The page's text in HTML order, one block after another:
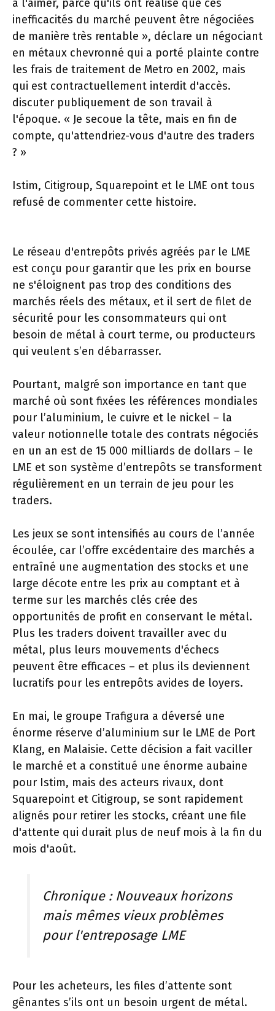
à l'aimer, parce qu'ils ont réalisé que ces
inefficacités du marché peuvent être négociées
de manière très rentable », déclare un négociant
en métaux chevronné qui a porté plainte contre
les frais de traitement de Metro en 2002, mais
qui est contractuellement interdit d'accès.
discuter publiquement de son travail à
l'époque. « Je secoue la tête, mais en fin de
compte, qu'attendriez-vous d'autre des traders
? »
Istim, Citigroup, Squarepoint et le LME ont tous
refusé de commenter cette histoire.
Le réseau d'entrepôts privés agréés par le LME
est conçu pour garantir que les prix en bourse
ne s'éloignent pas trop des conditions des
marchés réels des métaux, et il sert de filet de
sécurité pour les consommateurs qui ont
besoin de métal à court terme, ou producteurs
qui veulent s’en débarrasser.
Pourtant, malgré son importance en tant que
marché où sont fixées les références mondiales
pour l’aluminium, le cuivre et le nickel – la
valeur notionnelle totale des contrats négociés
en un an est de 15 000 milliards de dollars – le
LME et son système d’entrepôts se transforment
régulièrement en un terrain de jeu pour les
traders.
Les jeux se sont intensifiés au cours de l’année
écoulée, car l’offre excédentaire des marchés a
entraîné une augmentation des stocks et une
large décote entre les prix au comptant et à
terme sur les marchés clés crée des
opportunités de profit en conservant le métal.
Plus les traders doivent travailler avec du
métal, plus leurs mouvements d'échecs
peuvent être efficaces – et plus ils deviennent
lucratifs pour les entrepôts avides de loyers.
En mai, le groupe Trafigura a déversé une
énorme réserve d’aluminium sur le LME de Port
Klang, en Malaisie. Cette décision a fait vaciller
le marché et a constitué une énorme aubaine
pour Istim, mais des acteurs rivaux, dont
Squarepoint et Citigroup, se sont rapidement
alignés pour retirer les stocks, créant une file
d'attente qui durait plus de neuf mois à la fin du
mois d'août.
Chronique : Nouveaux horizons
mais mêmes vieux problèmes
pour l'entreposage LME
Pour les acheteurs, les files d’attente sont
gênantes s’ils ont un besoin urgent de métal.